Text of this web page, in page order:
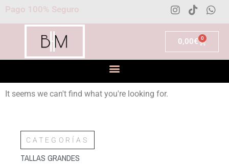
Pago 100% Seguro
0,00€ 0
CATEGORÍAS
TALLAS GRANDES
It seems we can't find what you're looking for.